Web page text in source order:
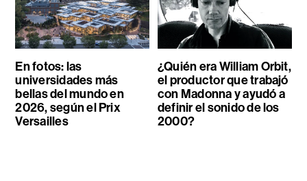
En fotos: las
universidades más
bellas del mundo en
2026, según el Prix
Versailles
¿Quién era William Orbit,
el productor que trabajó
con Madonna y ayudó a
definir el sonido de los
2000?